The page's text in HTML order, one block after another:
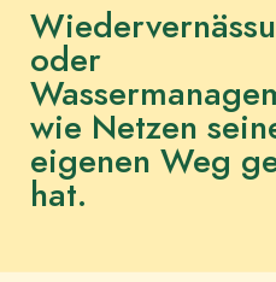
oder
wie Netzen
eigenen Weg
hat.